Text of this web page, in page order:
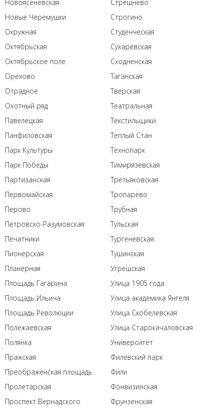
Новоясеневская
Новые Черемушки
Окружная
Октябрьская
Октябрьское поле
Орехово
Отрадное
Охотный ряд
Павелецкая
Панфиловская
Парк Культуры
Парк Победы
Партизанская
Первомайская
Перово
Петровско-Разумовская
Печатники
Пионерская
Планерная
Площадь Гагарина
Площадь Ильича
Площадь Революции
Полежаевская
Полянка
Пражская
Преображенская площадь
Пролетарская
Проспект Вернадского
Стрешнево
Строгино
Студенческая
Сухаревская
Сходненская
Таганская
Тверская
Театральная
Текстильщики
Теплый Стан
Технопарк
Тимирязевская
Третьяковская
Тропарёво
Трубная
Тульская
Тургеневская
Тушинская
Угрешская
Улица 1905 года
Улица академика Янгеля
Улица Скобелевская
Улица Старокачаловская
Университет
Филевский парк
Фили
Фонвизинская
Фрунзенская